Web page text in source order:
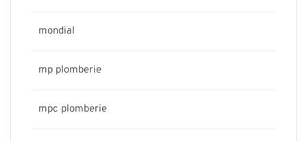
mondial
mp plomberie
mpc plomberie